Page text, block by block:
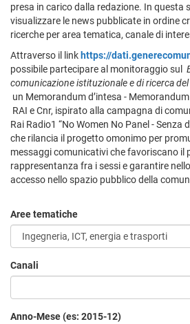
presa in carico dalla redazione. In questa
visualizzare le news pubblicate in ordine
ricerche per area tematica, canale di
Attraverso il link https://
possibile partecipare al monitoraggio sul
comunicazione istituzionale e di ricerca
un Memorandum d’intesa -
RAI e Cnr, ispirato alla campagna di
Rai Radio1 “No Women No Panel - Senza
che rilancia il progetto omonimo per
messaggi comunicativi che favoriscano il
rappresentanza fra i sessi e garantire
accesso nello spazio pubblico della
Aree tematiche
Canali
Anno-Mese (es: 2015-12)